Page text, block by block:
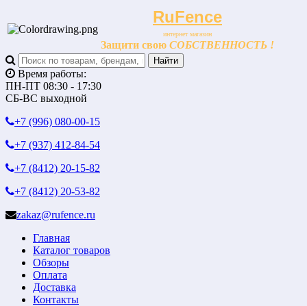
RuFence
интернет магазин
Защити свою СОБСТВЕННОСТЬ !
Время работы:
ПН-ПТ 08:30 - 17:30
СБ-ВС выходной
+7 (996) 080-00-15
+7 (937) 412-84-54
+7 (8412) 20-15-82
+7 (8412) 20-53-82
zakaz@rufence.ru
Главная
Каталог товаров
Обзоры
Оплата
Доставка
Контакты